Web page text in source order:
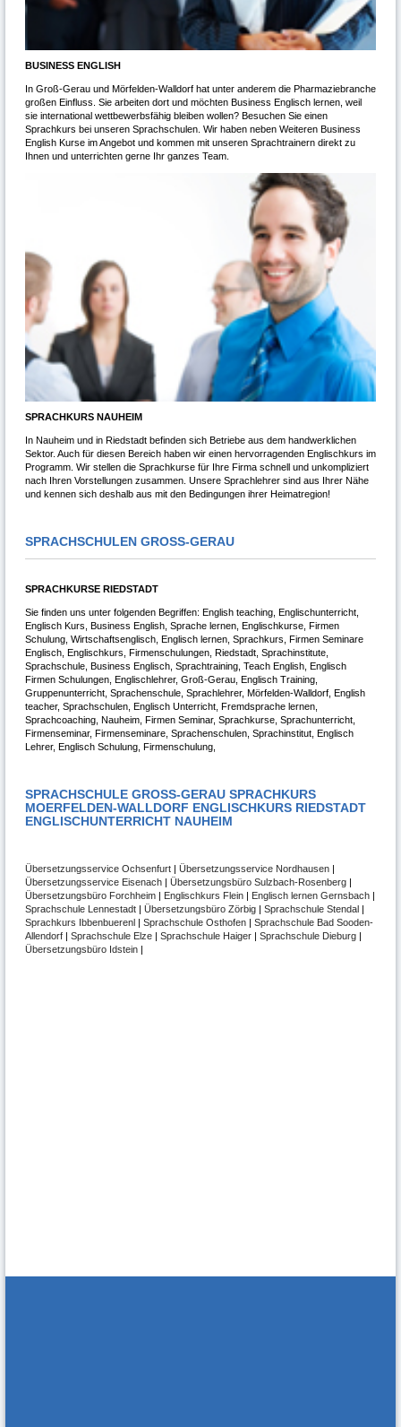
BUSINESS ENGLISH
In Groß-Gerau und Mörfelden-Walldorf hat unter anderem die Pharmaziebranche
großen Einfluss. Sie arbeiten dort und möchten Business Englisch lernen, weil
sie international wettbewerbsfähig bleiben wollen? Besuchen Sie einen
Sprachkurs bei unseren Sprachschulen. Wir haben neben Weiteren Business
English Kurse im Angebot und kommen mit unseren Sprachtrainern direkt zu
Ihnen und unterrichten gerne Ihr ganzes Team.
SPRACHKURS NAUHEIM
In Nauheim und in Riedstadt befinden sich Betriebe aus dem handwerklichen
Sektor. Auch für diesen Bereich haben wir einen hervorragenden Englischkurs im
Programm. Wir stellen die Sprachkurse für Ihre Firma schnell und unkompliziert
nach Ihren Vorstellungen zusammen. Unsere Sprachlehrer sind aus Ihrer Nähe
und kennen sich deshalb aus mit den Bedingungen ihrer Heimatregion!
SPRACHSCHULEN GROSS-GERAU
SPRACHKURSE RIEDSTADT
Sie finden uns unter folgenden Begriffen: English teaching, Englischunterricht,
Englisch Kurs, Business English, Sprache lernen, Englischkurse, Firmen
Schulung, Wirtschaftsenglisch, Englisch lernen, Sprachkurs, Firmen Seminare
Englisch, Englischkurs, Firmenschulungen, Riedstadt, Sprachinstitute,
Sprachschule, Business Englisch, Sprachtraining, Teach English, Englisch
Firmen Schulungen, Englischlehrer, Groß-Gerau, Englisch Training,
Gruppenunterricht, Sprachenschule, Sprachlehrer, Mörfelden-Walldorf, English
teacher, Sprachschulen, Englisch Unterricht, Fremdsprache lernen,
Sprachcoaching, Nauheim, Firmen Seminar, Sprachkurse, Sprachunterricht,
Firmenseminar, Firmenseminare, Sprachenschulen, Sprachinstitut, Englisch
Lehrer, Englisch Schulung, Firmenschulung,
SPRACHSCHULE GROSS-GERAU SPRACHKURS
MOERFELDEN-WALLDORF ENGLISCHKURS RIEDSTADT
ENGLISCHUNTERRICHT NAUHEIM
Übersetzungsservice Ochsenfurt| Übersetzungsservice Nordhausen|
Übersetzungsservice Eisenach| Übersetzungsbüro Sulzbach-Rosenberg|
Übersetzungsbüro Forchheim| Englischkurs Flein| Englisch lernen Gernsbach|
Sprachschule Lennestadt| Übersetzungsbüro Zörbig| Sprachschule Stendal |
Sprachkurs Ibbenbuerenl| Sprachschule Osthofen | Sprachschule Bad Sooden-
Allendorf | Sprachschule Elze | Sprachschule Haiger | Sprachschule Dieburg |
Übersetzungsbüro Idstein|